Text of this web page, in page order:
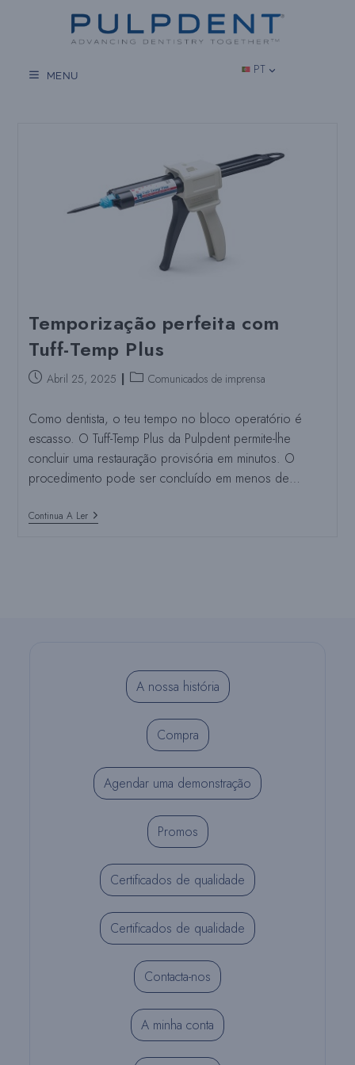
conteúdo
MENU PT
Temporização perfeita com
Tuff-Temp Plus
Publica:Abril 25, 2025
Publica
categoria:
Comunicados de imprensa
Como dentista, o teu tempo no bloco operatório é
escasso. O Tuff-Temp Plus da Pulpdent permite-lhe
concluir uma restauração provisória em minutos. O
procedimento pode ser concluído em menos de…
Continua A LerTemporização
Perfeita
A nossa história
Compra
Agendar uma demonstração
Promos
Certificados de qualidade
Certificados de qualidade
Contacta-nos
A minha conta